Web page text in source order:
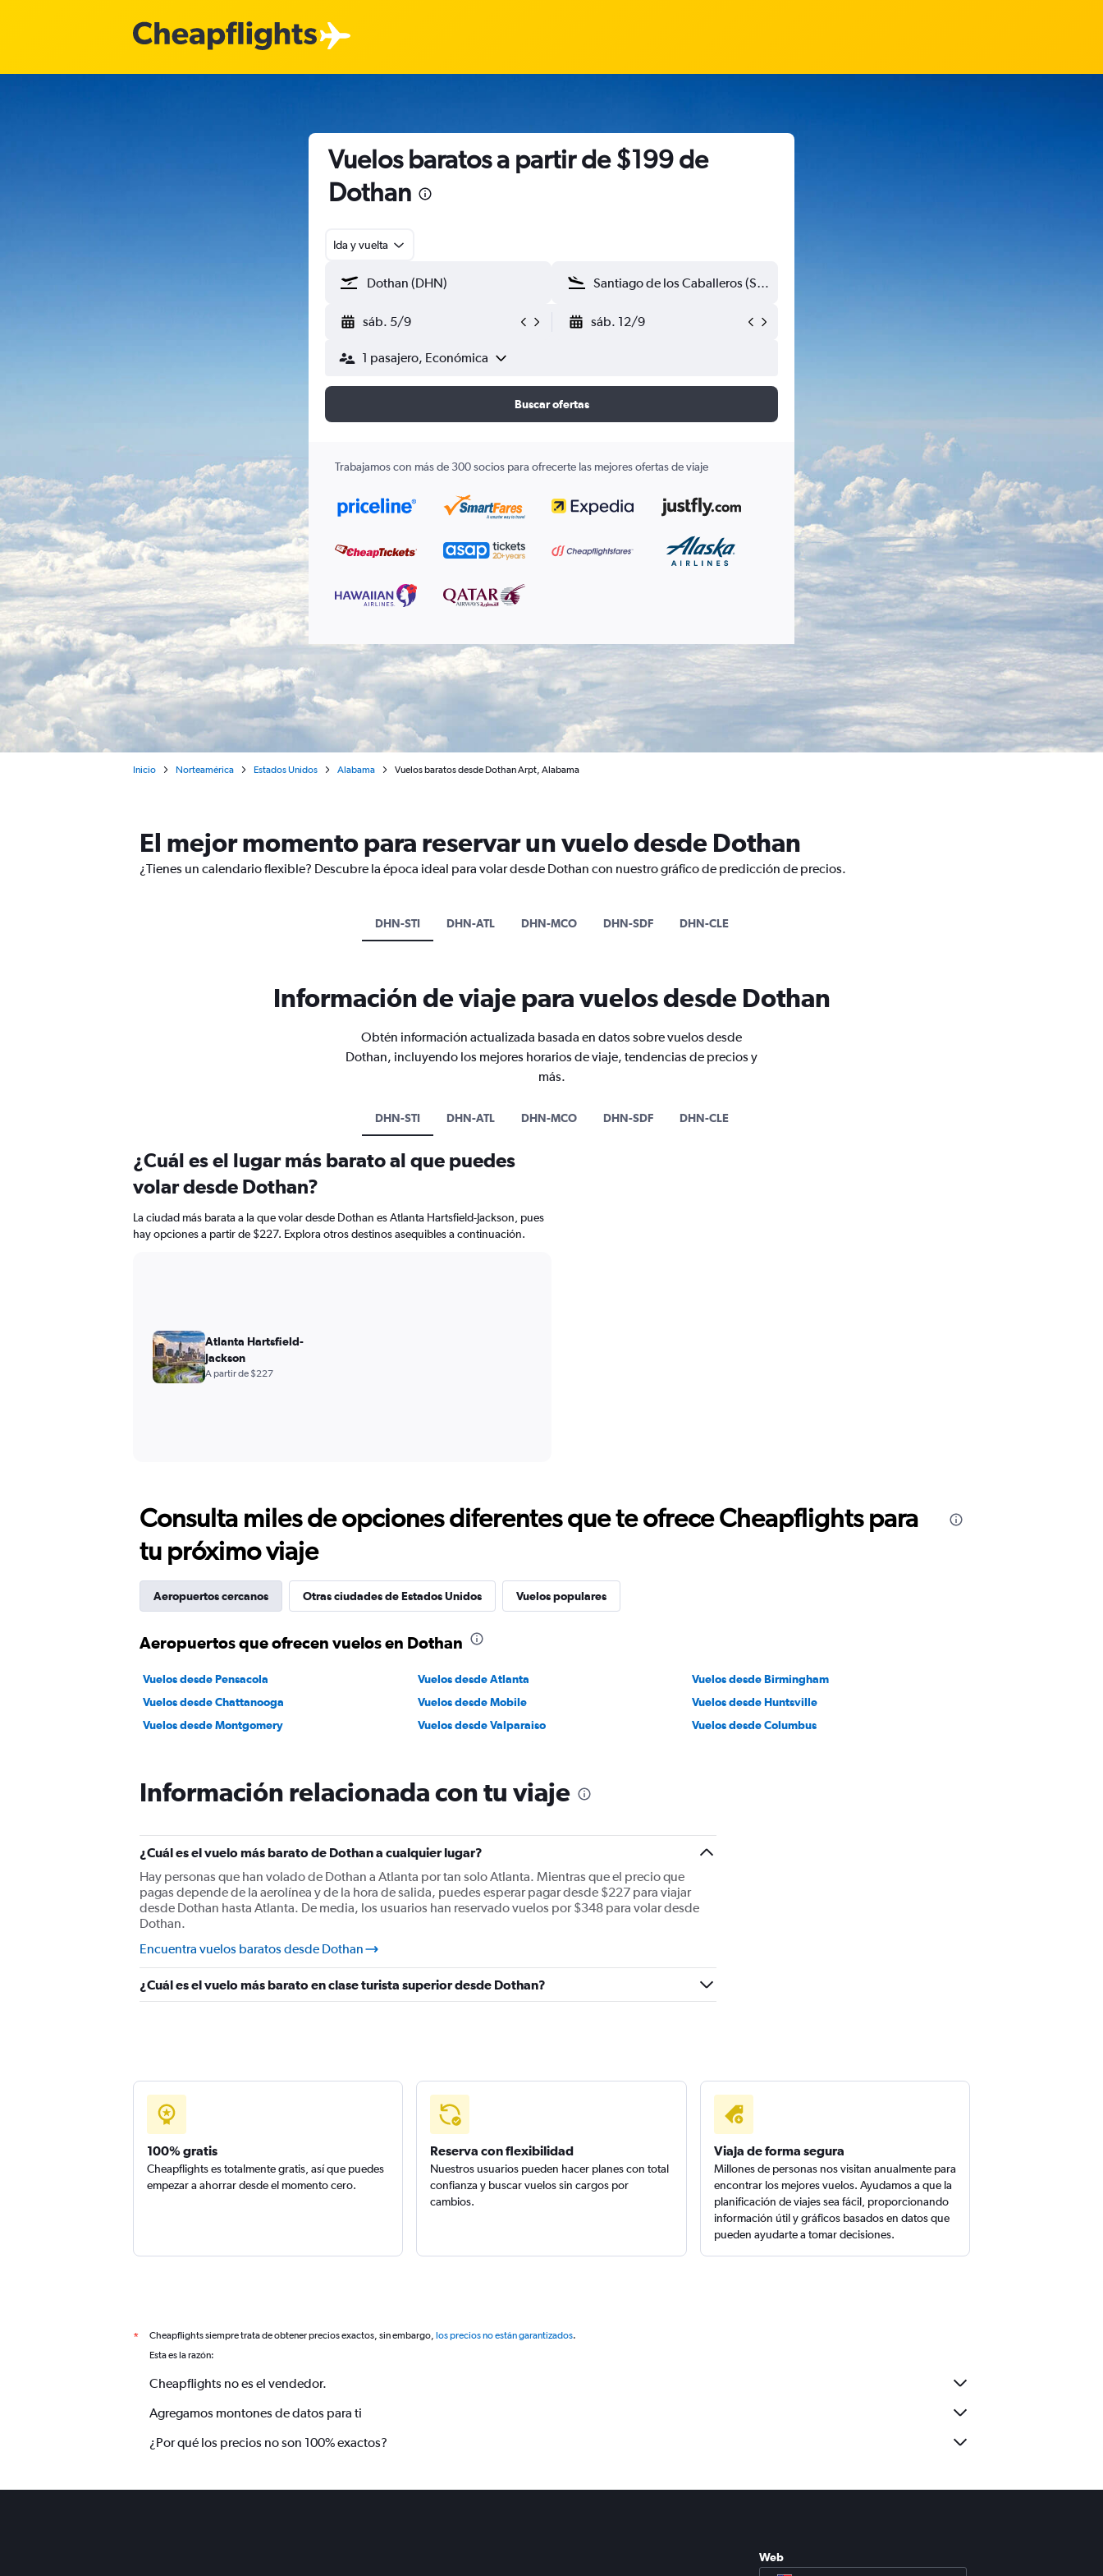
Vuelos baratos a partir de $199 de
Dothan
Ida y vuelta
sáb. 5/9 sáb. 12/9
1 pasajero, Económica
Buscar ofertas
Trabajamos con más de 300 socios para ofrecerte las mejores ofertas de viaje
Inicio Norteamérica Estados Unidos Alabama Vuelos baratos desde Dothan Arpt, Alabama
El mejor momento para reservar un vuelo desde Dothan
¿Tienes un calendario flexible? Descubre la época ideal para volar desde Dothan con nuestro gráfico de predicción de precios.
DHN-STI DHN-ATL DHN-MCO DHN-SDF DHN-CLE
Información de viaje para vuelos desde Dothan
Obtén información actualizada basada en datos sobre vuelos desde
Dothan, incluyendo los mejores horarios de viaje, tendencias de precios y
más.
DHN-STI DHN-ATL DHN-MCO DHN-SDF DHN-CLE
¿Cuál es el lugar más barato al que puedes
volar desde Dothan?
La ciudad más barata a la que volar desde Dothan es Atlanta Hartsfield-Jackson, pues
hay opciones a partir de $227. Explora otros destinos asequibles a continuación.
Atlanta Hartsfield-
Jackson
A partir de $227
Consulta miles de opciones diferentes que te ofrece Cheapflights para
tu próximo viaje
Aeropuertos cercanos Otras ciudades de Estados Unidos Vuelos populares
Aeropuertos que ofrecen vuelos en Dothan
Vuelos desde Pensacola Vuelos desde Atlanta
Vuelos desde Birmingham
Vuelos desde Chattanooga
Vuelos desde Mobile
Vuelos desde Huntsville
Vuelos desde Montgomery
Vuelos desde Valparaiso Vuelos desde Columbus
Información relacionada con tu viaje
¿Cuál es el vuelo más barato de Dothan a cualquier lugar?
Hay personas que han volado de Dothan a Atlanta por tan solo Atlanta. Mientras que el precio que
pagas depende de la aerolínea y de la hora de salida, puedes esperar pagar desde $227 para viajar
desde Dothan hasta Atlanta. De media, los usuarios han reservado vuelos por $348 para volar desde
Dothan.
Encuentra vuelos baratos desde Dothan
¿Cuál es el vuelo más barato en clase turista superior desde Dothan?
100% gratis
Cheapflights es totalmente gratis, así que puedes
empezar a ahorrar desde el momento cero.
Reserva con flexibilidad
Nuestros usuarios pueden hacer planes con total
confianza y buscar vuelos sin cargos por
cambios.
Viaja de forma segura
Millones de personas nos visitan anualmente para
encontrar los mejores vuelos. Ayudamos a que la
planificación de viajes sea fácil, proporcionando
información útil y gráficos basados en datos que
pueden ayudarte a tomar decisiones.
* Cheapflights siempre trata de obtener precios exactos, sin embargo, los precios no están garantizados.
Esta es la razón:
Cheapflights no es el vendedor.
Agregamos montones de datos para ti
¿Por qué los precios no son 100% exactos?
Web